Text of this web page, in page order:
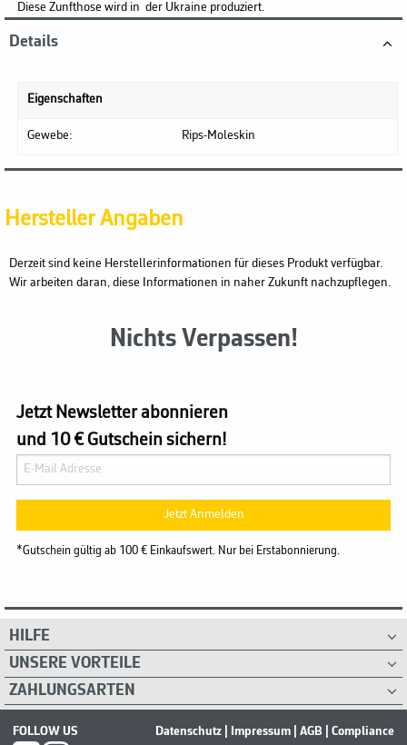
Diese Zunfthose wird in der Ukraine produziert.
Details
Eigenschaften
Gewebe: Rips-Moleskin
Hersteller Angaben
Derzeit sind keine Herstellerinformationen für dieses Produkt verfügbar.
Wir arbeiten daran, diese Informationen in naher Zukunft nachzupflegen.
Nichts Verpassen!
Jetzt Newsletter abonnieren
und 10 € Gutschein sichern!
Jetzt Anmelden
*Gutschein gültig ab 100 € Einkaufswert. Nur bei Erstabonnierung.
HILFE
UNSERE VORTEILE
ZAHLUNGSARTEN
FOLLOW US Datenschutz Impressum AGB
Compliance